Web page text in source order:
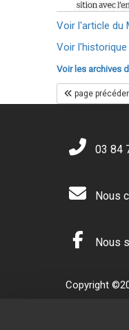
Voir l'article du
Voir l'historique
Voir les archives
page
03 84
Nous
Nous
Copyright